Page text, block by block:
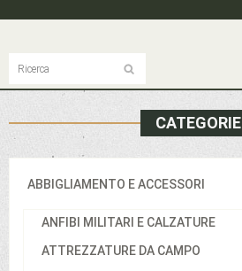
CATEGORIE
ABBIGLIAMENTO E ACCESSORI
ANFIBI MILITARI E CALZATURE
ATTREZZATURE DA CAMPO